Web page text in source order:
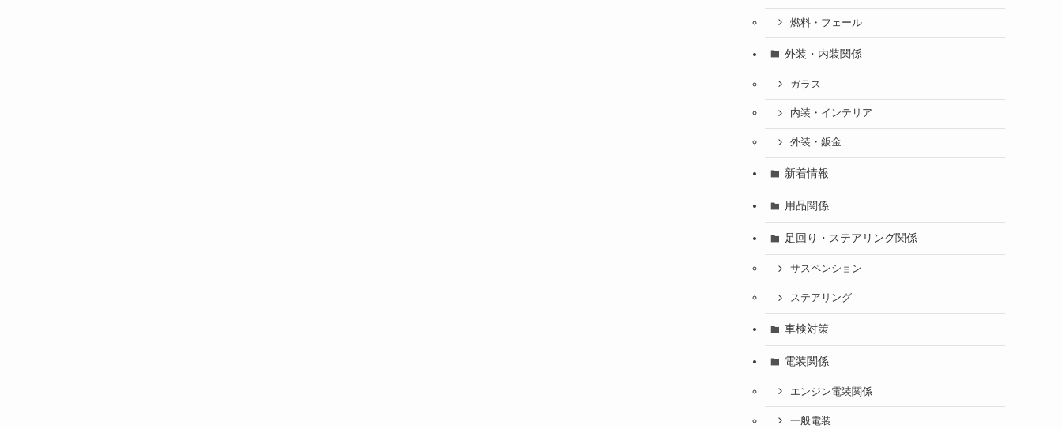
燃料・フェール
外装・内装関係
ガラス
内装・インテリア
外装・鈑金
新着情報
用品関係
足回り・ステアリング関係
サスペンション
ステアリング
車検対策
電装関係
エンジン電装関係
一般電装